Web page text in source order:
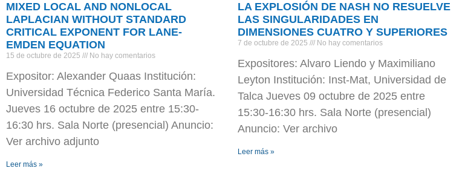
MIXED LOCAL AND NONLOCAL
LAPLACIAN WITHOUT STANDARD
CRITICAL EXPONENT FOR LANE-
EMDEN EQUATION
15 de octubre de 2025 No hay comentarios
Expositor: Alexander Quaas Institución:
Universidad Técnica Federico Santa María.
Jueves 16 octubre de 2025 entre 15:30-
16:30 hrs. Sala Norte (presencial) Anuncio:
Ver archivo adjunto
Leer más »
LA EXPLOSIÓN DE NASH NO RESUELVE
LAS SINGULARIDADES EN
DIMENSIONES CUATRO Y SUPERIORES
7 de octubre de 2025 No hay comentarios
Expositores: Alvaro Liendo y Maximiliano
Leyton Institución: Inst-Mat, Universidad de
Talca Jueves 09 octubre de 2025 entre
15:30-16:30 hrs. Sala Norte (presencial)
Anuncio: Ver archivo
Leer más »